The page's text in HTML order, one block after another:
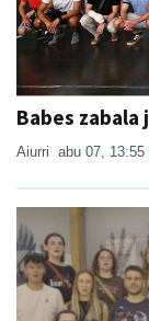
Babes zabala
Aiurri abu 07, 13:55